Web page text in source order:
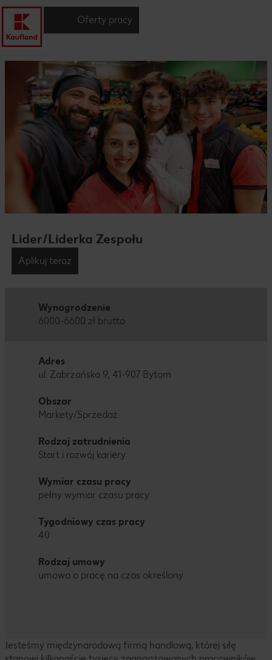
Oferty pracy
Lider/Liderka Zespołu
Aplikuj teraz
Wynagrodzenie
6000-6600 zł brutto
Adres
ul. Zabrzańska 9, 41-907 Bytom
Obszar
Markety/Sprzedaż
Rodzaj zatrudnienia
Start i rozwój kariery
Wymiar czasu pracy
pełny wymiar czasu pracy
Tygodniowy czas pracy
40
Rodzaj umowy
umowa o pracę na czas określony
Jesteśmy międzynarodową firmą handlową, której siłę